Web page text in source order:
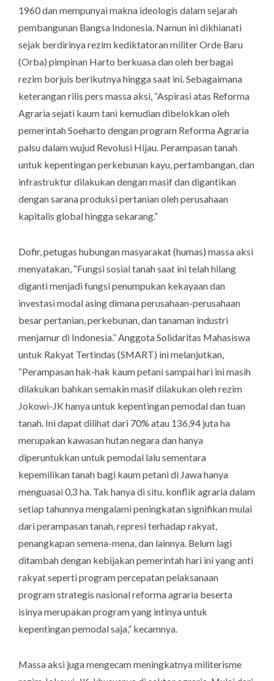
1960 dan mempunyai makna ideologis dalam sejarah
pembangunan Bangsa Indonesia. Namun ini dikhianati
sejak berdirinya rezim kediktatoran militer Orde Baru
(Orba) pimpinan Harto berkuasa dan oleh berbagai
rezim borjuis berikutnya hingga saat ini. Sebagaimana
keterangan rilis pers massa aksi, “Aspirasi atas Reforma
Agraria sejati kaum tani kemudian dibelokkan oleh
pemerintah Soeharto dengan program Reforma Agraria
palsu dalam wujud Revolusi Hijau. Perampasan tanah
untuk kepentingan perkebunan kayu, pertambangan, dan
infrastruktur dilakukan dengan masif dan digantikan
dengan sarana produksi pertanian oleh perusahaan
kapitalis global hingga sekarang.”
Dofir, petugas hubungan masyarakat (humas) massa aksi
menyatakan, “Fungsi sosial tanah saat ini telah hilang
diganti menjadi fungsi penumpukan kekayaan dan
investasi modal asing dimana perusahaan-perusahaan
besar pertanian, perkebunan, dan tanaman industri
menjamur di Indonesia.” Anggota Solidaritas Mahasiswa
untuk Rakyat Tertindas (SMART) ini melanjutkan,
“Perampasan hak-hak kaum petani sampai hari ini masih
dilakukan bahkan semakin masif dilakukan oleh rezim
Jokowi-JK hanya untuk kepentingan pemodal dan tuan
tanah. Ini dapat dilihat dari 70% atau 136,94 juta ha
merupakan kawasan hutan negara dan hanya
diperuntukkan untuk pemodal lalu sementara
kepemilikan tanah bagi kaum petani di Jawa hanya
menguasai 0,3 ha. Tak hanya di situ, konflik agraria dalam
setiap tahunnya mengalami peningkatan signifikan mulai
dari perampasan tanah, represi terhadap rakyat,
penangkapan semena-mena, dan lainnya. Belum lagi
ditambah dengan kebijakan pemerintah hari ini yang anti
rakyat seperti program percepatan pelaksanaan
program strategis nasional reforma agraria beserta
isinya merupakan program yang intinya untuk
kepentingan pemodal saja,” kecamnya.
Massa aksi juga mengecam meningkatnya militerisme